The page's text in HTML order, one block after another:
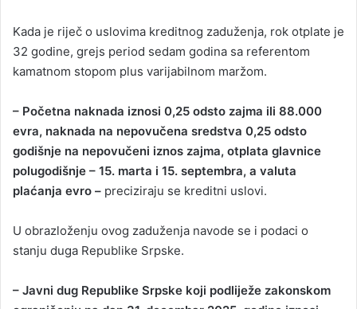
Kada je riječ o uslovima kreditnog zaduženja, rok otplate je
32 godine, grejs period sedam godina sa referentom
kamatnom stopom plus varijabilnom maržom.
– Početna naknada iznosi 0,25 odsto zajma ili 88.000
evra, naknada na nepovučena sredstva 0,25 odsto
godišnje na nepovučeni iznos zajma, otplata glavnice
polugodišnje – 15. marta i 15. septembra, a valuta
plaćanja evro – preciziraju se kreditni uslovi.
U obrazloženju ovog zaduženja navode se i podaci o
stanju duga Republike Srpske.
– Javni dug Republike Srpske koji podliježe zakonskom